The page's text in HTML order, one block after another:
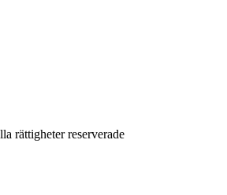
rättigheter reserverade